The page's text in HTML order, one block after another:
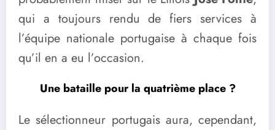
qui a toujours rendu de fiers services à
l’équipe nationale portugaise à chaque fois
qu’il en a eu l’occasion.
Une bataille pour la quatrième place ?
Le sélectionneur portugais aura, cependant,